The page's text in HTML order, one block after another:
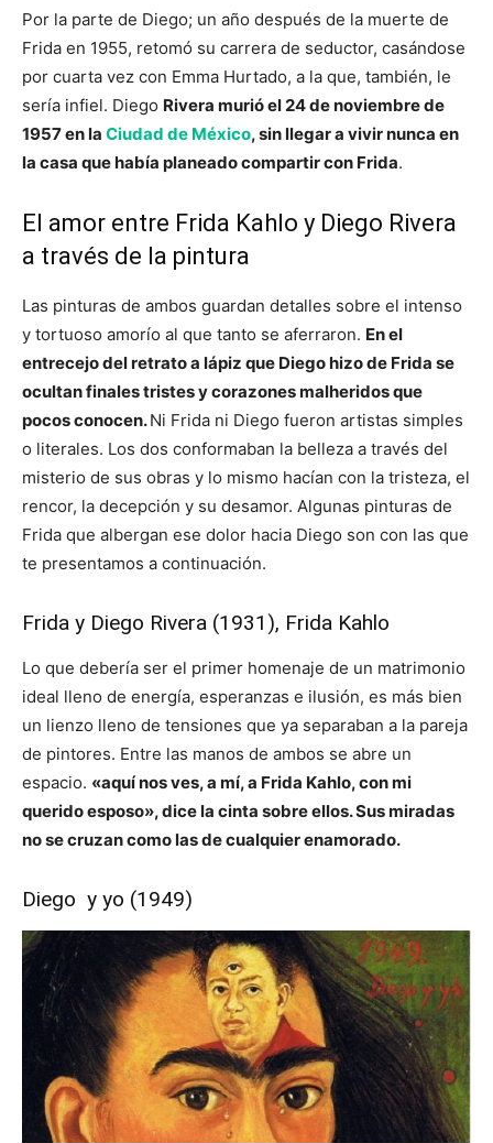
Por la parte de Diego; un año después de la muerte de
Frida en 1955, retomó su carrera de seductor, casándose
por cuarta vez con Emma Hurtado, a la que, también, le
sería infiel. Diego Rivera murió el 24 de noviembre de
1957 en la Ciudad de México, sin llegar a vivir nunca en
la casa que había planeado compartir con Frida.
El amor entre Frida Kahlo y Diego Rivera
a través de la pintura
Las pinturas de ambos guardan detalles sobre el intenso
y tortuoso amorío al que tanto se aferraron. En el
entrecejo del retrato a lápiz que Diego hizo de Frida se
ocultan finales tristes y corazones malheridos que
pocos conocen.Ni Frida ni Diego fueron artistas simples
o literales. Los dos conformaban la belleza a través del
misterio de sus obras y lo mismo hacían con la tristeza, el
rencor, la decepción y su desamor. Algunas pinturas de
Frida que albergan ese dolor hacia Diego son con las que
te presentamos a continuación.
Frida y Diego Rivera (1931), Frida Kahlo
Lo que debería ser el primer homenaje de un matrimonio
ideal lleno de energía, esperanzas e ilusión, es más bien
un lienzo lleno de tensiones que ya separaban a la pareja
de pintores. Entre las manos de ambos se abre un
espacio. «aquí nos ves, a mí, a Frida Kahlo, con mi
querido esposo», dice la cinta sobre ellos. Sus miradas
no se cruzan como las de cualquier enamorado.
Diego y yo (1949)